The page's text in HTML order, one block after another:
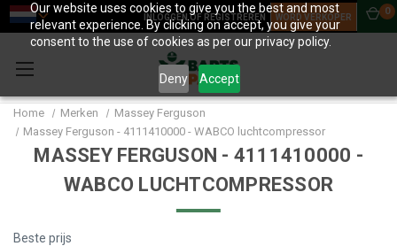
Our website uses cookies to give you the best and most
relevant experience. By clicking on accept, you give your
consent to the use of cookies as per our privacy policy.
Deny Accept
INLOGGEN OF REGISTREREN WORD VERKOPER
0
Home Merken
Massey Ferguson
Massey Ferguson - 4111410000 - WABCO luchtcompressor
MASSEY FERGUSON - 4111410000 -
WABCO LUCHTCOMPRESSOR
Beste prijs